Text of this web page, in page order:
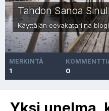
Tahdon Sanoa
Käyttäjän eevakatariinablogi
MERKINTÄ
1 0